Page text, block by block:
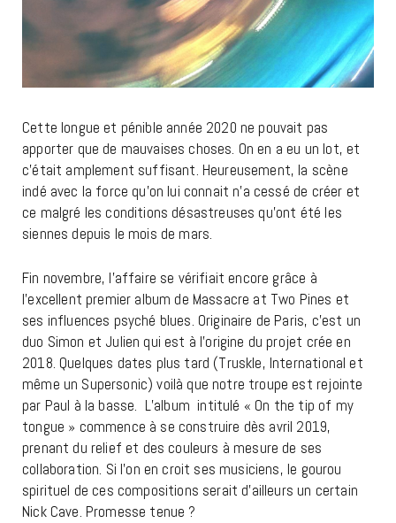
Cette longue et pénible année 2020 ne pouvait pas
apporter que de mauvaises choses. On en a eu un lot, et
c’était amplement suffisant. Heureusement, la scène
indé avec la force qu’on lui connait n’a cessé de créer et
ce malgré les conditions désastreuses qu’ont été les
siennes depuis le mois de mars.
Fin novembre, l’affaire se vérifiait encore grâce à
l’excellent premier album de Massacre at Two Pines et
ses influences psyché blues. Originaire de Paris, c’est un
duo Simon et Julien qui est à l’origine du projet crée en
2018. Quelques dates plus tard (Truskle, International et
même un Supersonic) voilà que notre troupe est rejointe
par Paul à la basse. L’album intitulé « On the tip of my
tongue » commence à se construire dès avril 2019,
prenant du relief et des couleurs à mesure de ses
collaboration. Si l’on en croit ses musiciens, le gourou
spirituel de ces compositions serait d’ailleurs un certain
Nick Cave. Promesse tenue ?